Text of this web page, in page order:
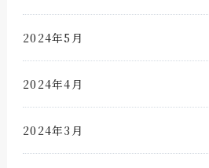
2024年5月
2024年4月
2024年3月